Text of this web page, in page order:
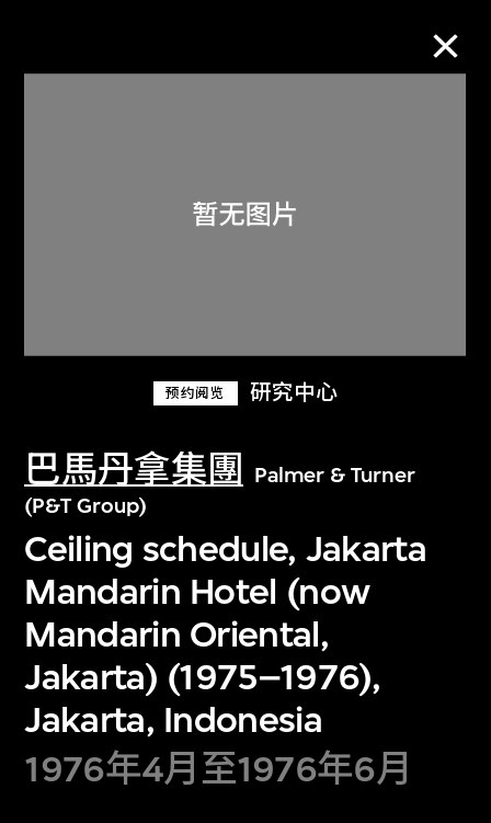
预约阅览 研究中心
巴馬丹拿集團
Palmer & Turner
(P&T Group)
Ceiling schedule, Jakarta
Mandarin Hotel (now
Mandarin Oriental,
Jakarta) (1975–1976),
Jakarta, Indonesia
1976年4月至1976年6月
关于M+藏品
探索世界顶级的二十及二十一世纪视觉
文化藏品。